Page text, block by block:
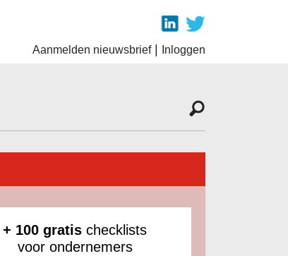
Aanmelden nieuwsbrief| Inloggen
+ 100 gratis checklists
voor ondernemers